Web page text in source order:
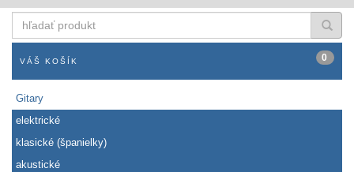
produkt
VÁŠ KOŠÍK 0
Gitary
elektrické
klasické (španielky)
akustické